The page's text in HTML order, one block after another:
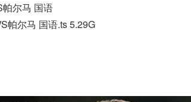
尔马 国语
帕尔马 国语.ts 5.29G